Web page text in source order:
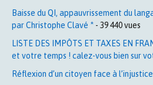
Baisse du QI, appauvrissement du
par Christophe Clavé * - 39 440 vues
LISTE DES IMPÔTS ET TAXES EN
et votre temps ! calez-vous bien sur
Réflexion d’un citoyen face à l’injustice